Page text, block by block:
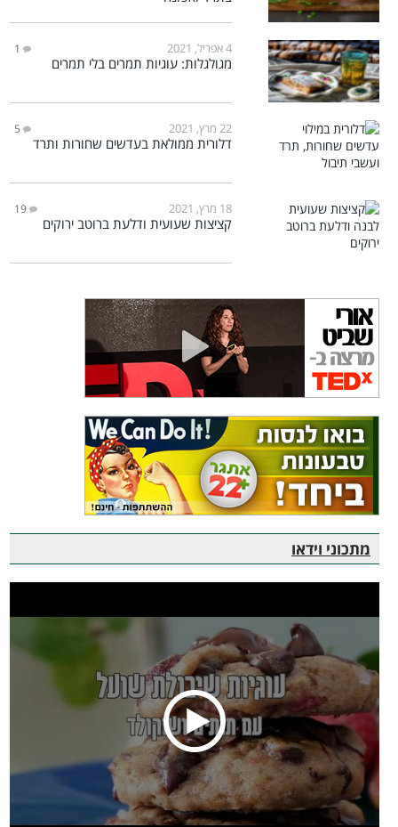
4 אפריל, 2021 1
מגולגלות: עוגיות תמרים בלי תמרים
22 מרץ, 2021 5
דלורית ממולאת בעדשים שחורות ותרד
18 מרץ, 2021 19
קציצות שעועית ודלעת ברוטב ירוקים
מתכוני וידאו